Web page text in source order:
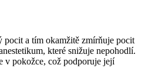
a tím okamžitě zmírňuje pocit
které snižuje nepohodlí.
v pokožce, což podporuje její